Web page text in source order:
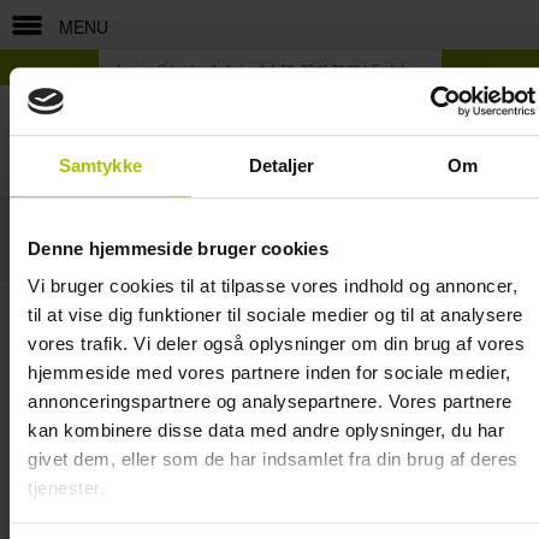
Samtykke Detaljer Om
Denne hjemmeside bruger cookies
Vi bruger cookies til at tilpasse vores indhold og annoncer,
til at vise dig funktioner til sociale medier og til at analysere
vores trafik. Vi deler også oplysninger om din brug af vores
hjemmeside med vores partnere inden for sociale medier,
annonceringspartnere og analysepartnere. Vores partnere
kan kombinere disse data med andre oplysninger, du har
givet dem, eller som de har indsamlet fra din brug af deres
tjenester.
MENU
forening@danskeadvokater.dk Tlf: 33 43 70 00 English
Kommende arrangementer
KATEGORIER:
ALLE
04-04-2014 TfL2013.152
Landmænds tilsagn om at nogle arealer kunne genopdyrkes efter fem år var
blevet omfattet af en ny lov, og kunne derfor kun genopdyrkes på nogle
bestemte vilkår.
To landmænd havde ansøgt om et MVJ-tilskud (tilskud til miljøvenlige